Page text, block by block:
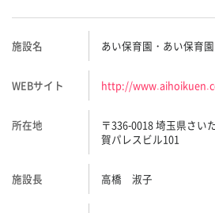
施設名 あい保育園・あい保育
WEBサイト http://
所在地
〒336-0018 埼玉県さ
賀パレスビル101
施設長 高橋 淑子